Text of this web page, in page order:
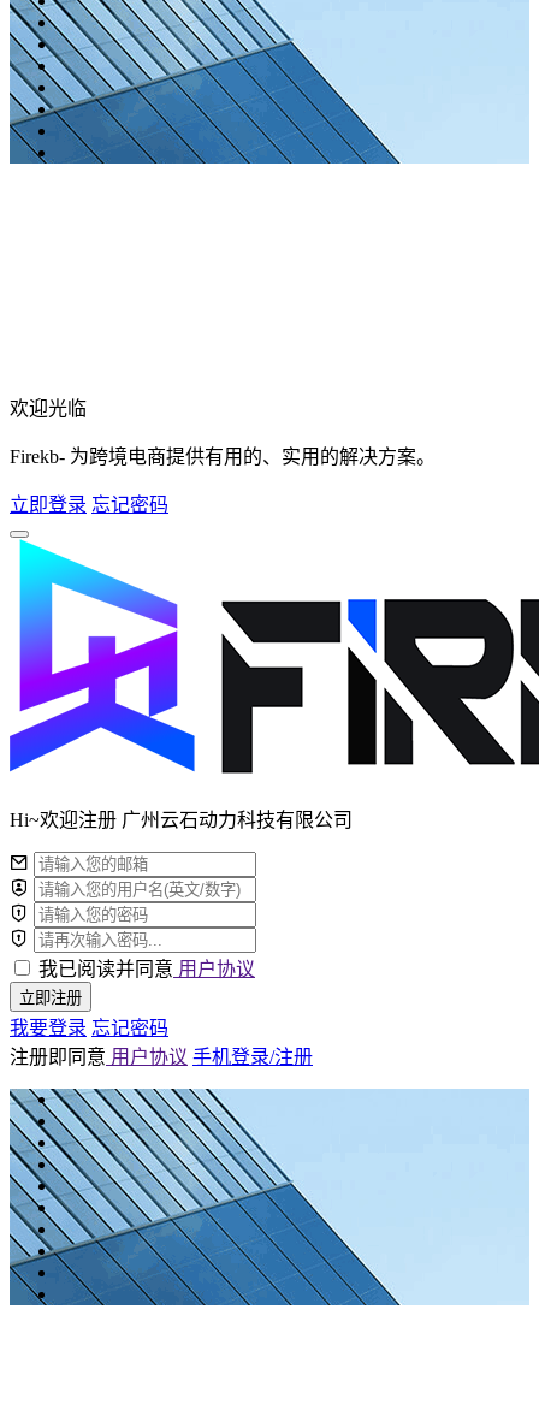
欢迎光临
Firekb- 为跨境电商提供有用的、实用的解决方案。
立即登录 忘记密码
Hi~欢迎注册 广州云石动力科技有限公司
我已阅读并同意 用户协议
立即注册
我要登录 忘记密码
注册即同意 用户协议 手机登录/注册